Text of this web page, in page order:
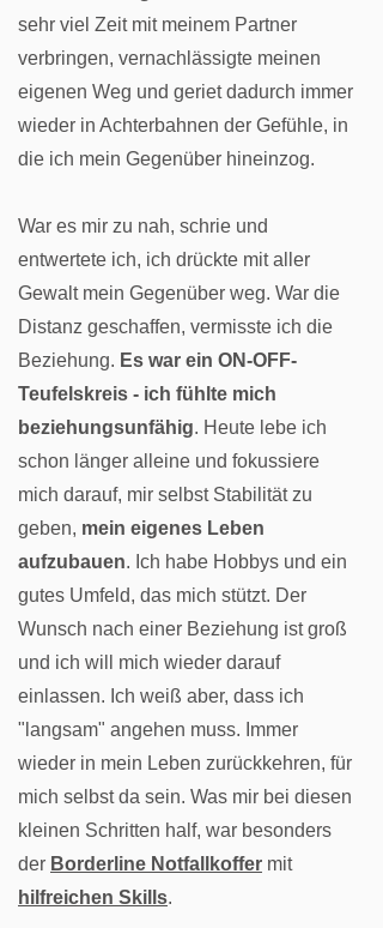
sehr viel Zeit mit meinem Partner
verbringen, vernachlässigte meinen
eigenen Weg und geriet dadurch immer
wieder in Achterbahnen der Gefühle, in
die ich mein Gegenüber hineinzog.
War es mir zu nah, schrie und
entwertete ich, ich drückte mit aller
Gewalt mein Gegenüber weg. War die
Distanz geschaffen, vermisste ich die
Beziehung. Es war ein ON-OFF-
Teufelskreis - ich fühlte mich
beziehungsunfähig. Heute lebe ich
schon länger alleine und fokussiere
mich darauf, mir selbst Stabilität zu
geben, mein eigenes Leben
aufzubauen. Ich habe Hobbys und ein
gutes Umfeld, das mich stützt. Der
Wunsch nach einer Beziehung ist groß
und ich will mich wieder darauf
einlassen. Ich weiß aber, dass ich
"langsam" angehen muss. Immer
wieder in mein Leben zurückkehren, für
mich selbst da sein. Was mir bei diesen
kleinen Schritten half, war besonders
der Borderline Notfallkoffer mit
hilfreichen Skills.